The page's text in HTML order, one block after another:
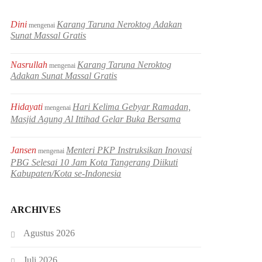
Dini mengenaiKarang Taruna Neroktog Adakan
Sunat Massal Gratis
Nasrullah mengenaiKarang Taruna Neroktog
Adakan Sunat Massal Gratis
Hidayati mengenaiHari Kelima Gebyar Ramadan,
Masjid Agung Al Ittihad Gelar Buka Bersama
Jansen mengenaiMenteri PKP Instruksikan Inovasi
PBG Selesai 10 Jam Kota Tangerang Diikuti
Kabupaten/Kota se-Indonesia
ARCHIVES
Agustus 2026
Juli 2026